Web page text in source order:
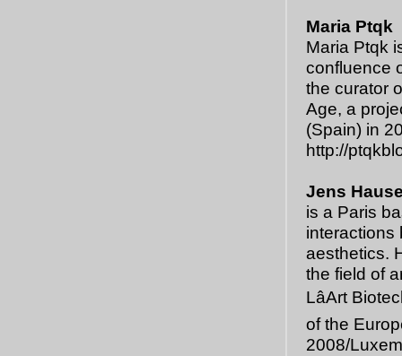
Maria Ptqk
Maria Ptqk
confluence
the curator
Age, a
(Spain) in
http://
Jens
is a Paris
interactions
aesthetics.
the field of
LâArt
of the
2008/